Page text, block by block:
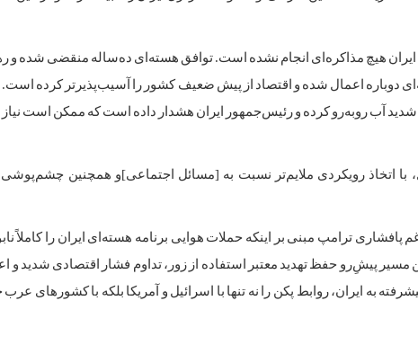
ایران هیچ مذاکره‌ای انجام نشده است. توافق هسته‌ای ده‌ساله منقضی شده و
دوباره اعمال شده و اقتصاد از پیش ضعیف کشور را آسیب‌پذیرتر کرده
آب روبه‌رو کرده و رئیس‌جمهور ایران هشدار داده است که ممکن است نیاز
با اتخاذ رویکردی ملایم‌تر نسبت به [مسائل اجتماعی]و همچنین چشم‌پوشی
ترامپ مبنی بر اینکه حملات هوایی برنامه هسته‌ای ایران را کاملاً
مسیر پیش‌ِرو حفظ تهدید معتبر استفاده از زور، تداوم فشار اقتصادی شدید و
به ایران، روابط پکن را نه تنها با اسرائیل و آمریکا بلکه با کشور‌های